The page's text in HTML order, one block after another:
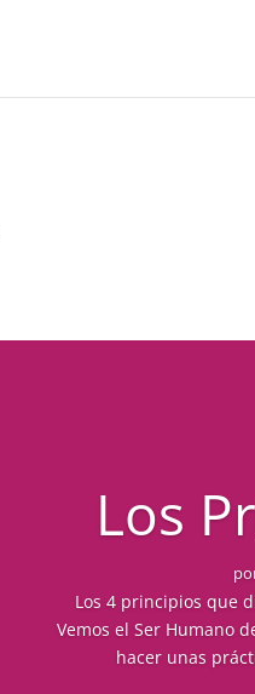
Los
Los 4 principios que
Vemos el Ser Humano
hacer unas